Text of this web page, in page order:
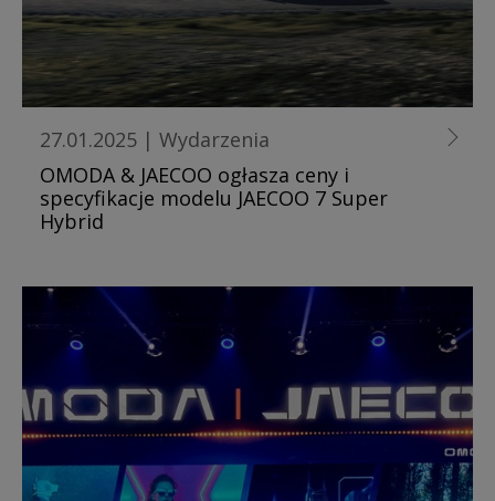
27.01.2025 | Wydarzenia
OMODA & JAECOO ogłasza ceny i
specyfikacje modelu JAECOO 7 Super
Hybrid